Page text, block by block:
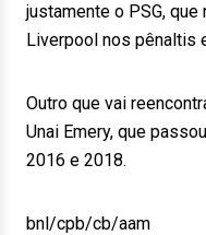
justamente o PSG,
Liverpool nos pênaltis
Outro que vai
Unai Emery, que
2016 e 2018.
bnl/cpb/cb/aam